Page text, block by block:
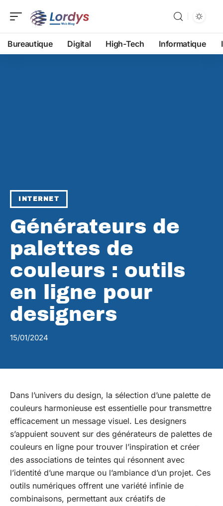
Bureautique Digital High-Tech Informatique
INTERNET
Générateurs de
palettes de
couleurs : outils
en ligne pour
designers
15/01/2024
Dans l’univers du design, la sélection d’une palette de
couleurs harmonieuse est essentielle pour transmettre
efficacement un message visuel. Les designers
s’appuient souvent sur des générateurs de palettes de
couleurs en ligne pour trouver l’inspiration et créer
des associations de teintes qui résonnent avec
l’identité d’une marque ou l’ambiance d’un projet. Ces
outils numériques offrent une variété infinie de
combinaisons, permettant aux créatifs de